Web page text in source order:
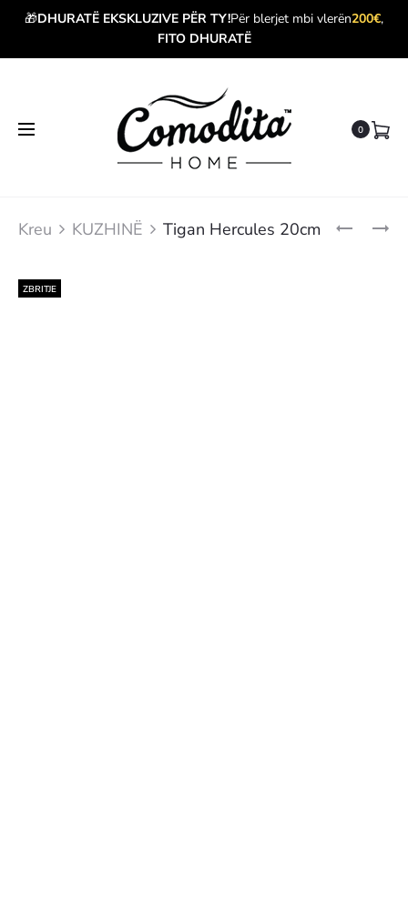
🎁DHURATË EKSKLUZIVE PËR TY!Për blerjet mbi vlerën200€,
FITO DHURATË
0
TIGAN
Kreu KUZHINË Tigan Hercules 20cm
ZBRITJE